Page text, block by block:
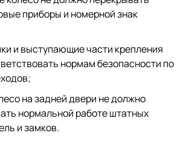
приборы и номерной знак
и выступающие части крепления
нормам безопасности по
на задней двери не должно
нормальной работе штатных
и замков.